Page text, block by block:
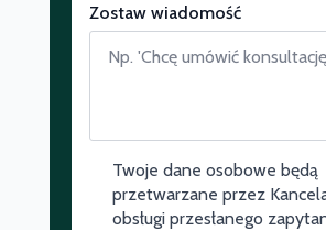
Zostaw wiadomość
Twoje dane osobowe będą
przetwarzane przez
obsługi przesłanego